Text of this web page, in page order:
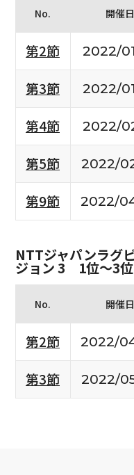
No. 開催日
第2節 2022/
第3節
2022/
第4節
2022/
第5節
2022/
第9節
2022/
NTTジャパンラグ
ジョン 3 1位〜3
No. 開催日
第2節 2022/
第3節
2022/